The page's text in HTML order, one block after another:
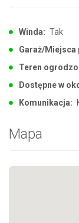
Winda: Tak
Garaż/Miejsca
Teren
Dostępne w
Komunikacja:
Mapa